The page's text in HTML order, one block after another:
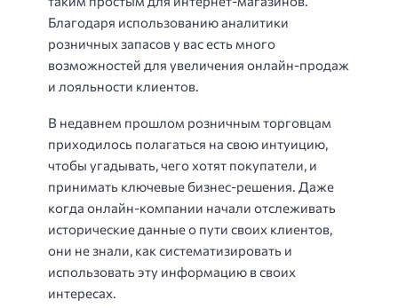
Благодаря использованию аналитики
розничных запасов у вас есть много
возможностей для увеличения онлайн-продаж
и лояльности клиентов.
В недавнем прошлом розничным торговцам
приходилось полагаться на свою интуицию,
чтобы угадывать, чего хотят покупатели, и
принимать ключевые бизнес-решения. Даже
когда онлайн-компании начали отслеживать
исторические данные о пути своих клиентов,
они не знали, как систематизировать и
использовать эту информацию в своих
интересах.